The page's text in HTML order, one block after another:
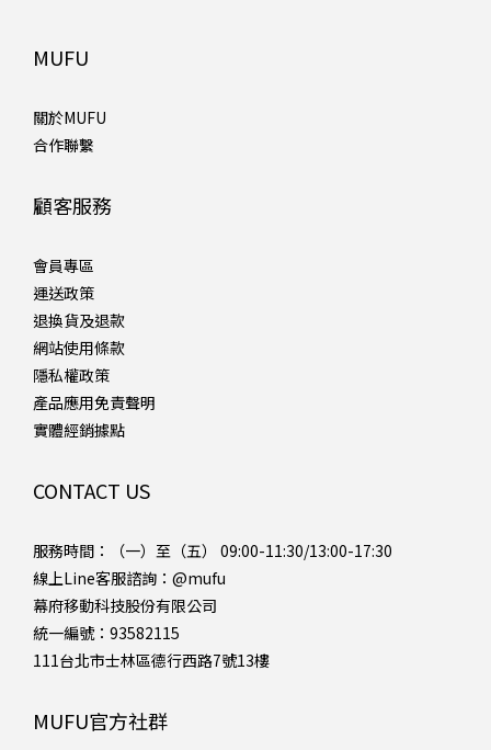
MUFU
關於MUFU
合作聯繫
顧客服務
會員專區
運送政策
退換貨及退款
網站使用條款
隱私權政策
產品應用免責聲明
實體經銷據點
CONTACT US
服務時間：（一）至（五） 09:00-11:30/13:00-17:30
線上Line客服諮詢： @mufu
幕府移動科技股份有限公司
統一編號：93582115
111台北市士林區德行西路7號13樓
MUFU官方社群